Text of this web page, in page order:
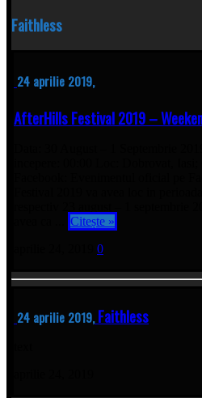
Faithless
24 aprilie 2019,
AfterHills Festival 2019 –
Citește »
0
24 aprilie 2019, Faithless